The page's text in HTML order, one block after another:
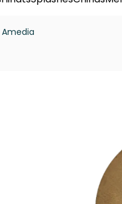
Amedia